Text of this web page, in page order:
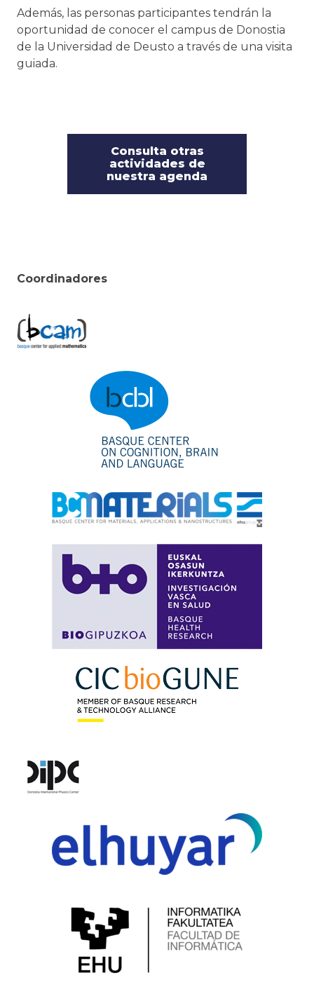
Además, las personas participantes tendrán la
oportunidad de conocer el campus de Donostia
de la Universidad de Deusto a través de una visita
guiada.
Consulta otras
actividades de
nuestra agenda
Coordinadores